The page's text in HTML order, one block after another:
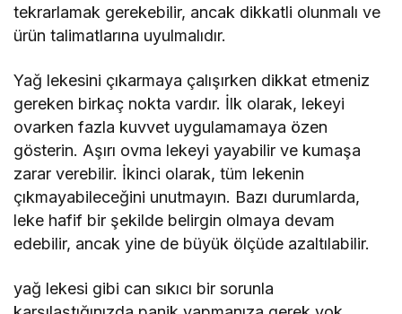
tekrarlamak gerekebilir, ancak dikkatli olunmalı ve
ürün talimatlarına uyulmalıdır.
Yağ lekesini çıkarmaya çalışırken dikkat etmeniz
gereken birkaç nokta vardır. İlk olarak, lekeyi
ovarken fazla kuvvet uygulamamaya özen
gösterin. Aşırı ovma lekeyi yayabilir ve kumaşa
zarar verebilir. İkinci olarak, tüm lekenin
çıkmayabileceğini unutmayın. Bazı durumlarda,
leke hafif bir şekilde belirgin olmaya devam
edebilir, ancak yine de büyük ölçüde azaltılabilir.
yağ lekesi gibi can sıkıcı bir sorunla